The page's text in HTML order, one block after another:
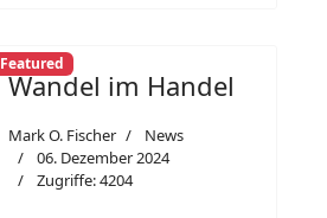
Featured
Wandel im Handel
Mark O. Fischer
News
06. Dezember 2024
Zugriffe: 4204